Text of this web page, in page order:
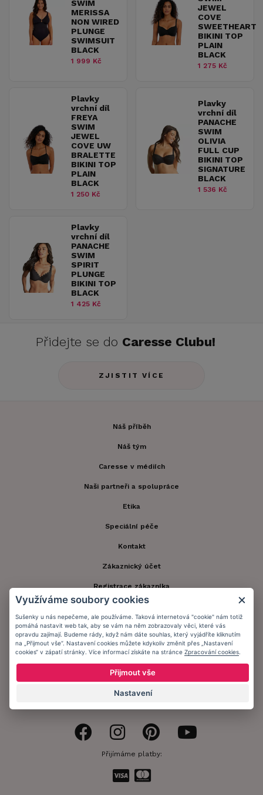
SWIM
MERISSA
NON WIRED
PLUNGE
SWIMSUIT
BLACK
1 999 Kč
JEWEL
COVE
SWEETHEART
BIKINI TOP
PLAIN
BLACK
1 275 Kč
Plavky
vrchní díl
FREYA
SWIM
JEWEL
COVE UW
BRALETTE
BIKINI TOP
PLAIN
BLACK
1 250 Kč
Plavky
vrchní díl
PANACHE
SWIM
OLIVIA
FULL CUP
BIKINI TOP
SIGNATURE
BLACK
1 536 Kč
Plavky
vrchní díl
PANACHE
SWIM
SPIRIT
PLUNGE
BIKINI TOP
BLACK
1 425 Kč
Přidejte se do Caresse Clubu!
ZJISTIT VÍCE
Náš příběh
Náš tým
Caresse v médiích
Naši partneři a spolupráce
Etika
Speciální péče
Kontakt
Zákaznický účet
Registrace zákazníka
Doprava a platba
Obchodní podmínky
Ochrana osobních údajů
Informační memorandum
Přijímáme platby:
Využíváme soubory cookies
Sušenky u nás nepečeme, ale používáme. Taková internetová "cookie" nám totiž
pomáhá nastavit web tak, aby se vám na něm zobrazovaly věci, které vás
opravdu zajímají. Budeme rády, když nám dáte souhlas, který vyjádříte kliknutím
na „Přijmout vše“. Nastavení cookies můžete kdykoliv změnit přes „Nastavení
cookies“ v zápatí stránky. Více informací získáte na stránce Zpracování cookies
Přijmout vše
Nastavení